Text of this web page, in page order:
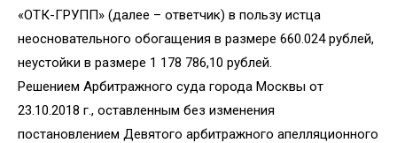
«ОТК-ГРУПП» (далее – ответчик) в пользу истца
неосновательного обогащения в размере 660.024 рублей,
неустойки в размере 1 178 786,10 рублей.
Решением Арбитражного суда города Москвы от
23.10.2018 г., оставленным без изменения
постановлением Девятого арбитражного апелляционного